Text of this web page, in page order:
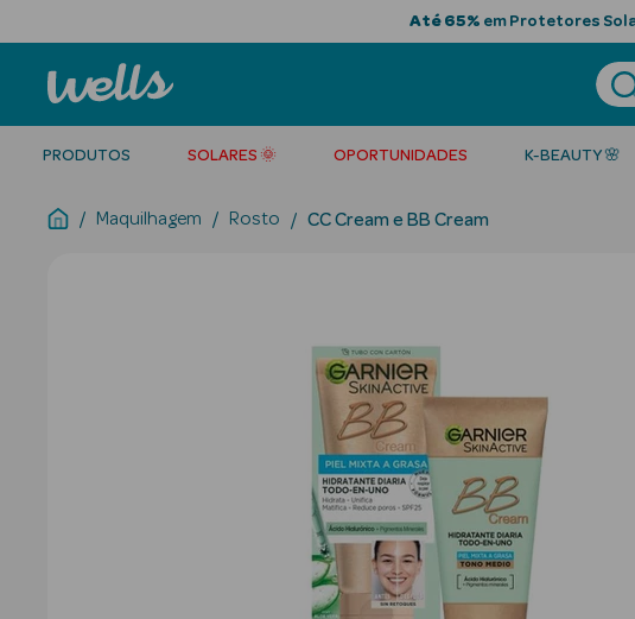
Até 65% em Protetores
PRODUTOS SOLARES 🌞 OPORTUNIDADES K-BEAUTY 🌸
Maquilhagem Rosto CC Cream e BB Cream